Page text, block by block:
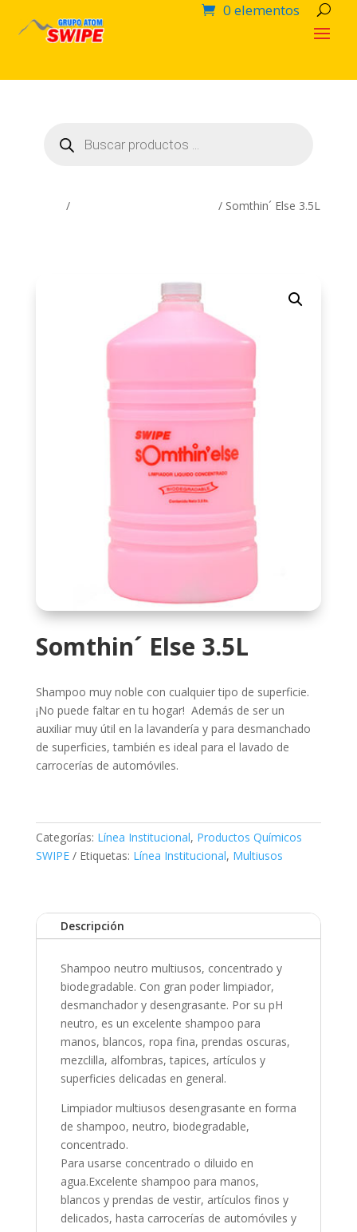
0 elementos
productos
/ / Somthin´ Else 3.5L
Somthin´ Else 3.5L
Shampoo muy noble con cualquier tipo de superficie.
¡No puede faltar en tu hogar! Además de ser un
auxiliar muy útil en la lavandería y para desmanchado
de superficies, también es ideal para el lavado de
carrocerías de automóviles.
Categorías: Línea Institucional, Productos Químicos
SWIPE
Etiquetas: Línea Institucional, Multiusos
Descripción
Shampoo neutro multiusos, concentrado y
biodegradable. Con gran poder limpiador,
desmanchador y desengrasante. Por su pH
neutro, es un excelente shampoo para
manos, blancos, ropa fina, prendas oscuras,
mezclilla, alfombras, tapices, artículos y
superficies delicadas en general.
Limpiador multiusos desengrasante en forma
de shampoo, neutro, biodegradable,
concentrado.
Para usarse concentrado o diluido en
agua.Excelente shampoo para manos,
blancos y prendas de vestir, artículos finos y
delicados, hasta carrocerías de automóviles y